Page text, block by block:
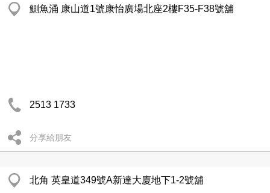
鰂魚涌 康山道1號康怡廣場北座2樓F35-F38號舖
2513 1733
分享給朋友
北角 英皇道349號A新達大廈地下1-2號舖